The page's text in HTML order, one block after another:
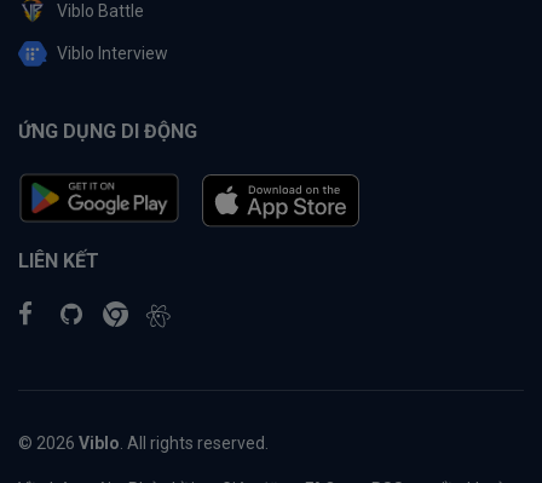
Viblo Battle
Viblo Interview
ỨNG DỤNG DI ĐỘNG
LIÊN KẾT
© 2026 Viblo . All rights reserved.